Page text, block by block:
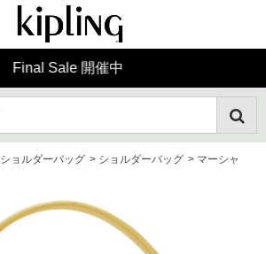
Final Sale 開催中
ショルダーバッグ > ショルダーバッグ > マーシャ